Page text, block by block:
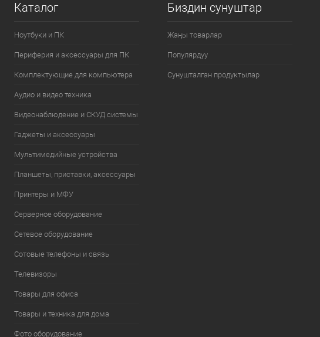
Каталог
Ноутбуки и ПК
Периферия и аксессуары для ПК
Комплектующие для компьютера
Аудио и видео техника
Видеонаблюдение и СКУД системы
Гаджеты и аксессуары
Мультимедийные устройства
Планшеты, приставки, аксессуары
Принтеры и МФУ
Серверное оборудование
Сетевое оборудование
Сотовые телефоны и связь
Телевизоры
Товары для офиса
Товары и техника для дома
Фото оборудование
Биздин сунуштар
Жаңы товарлар
Популярдуу
Сунушталган продуктылар